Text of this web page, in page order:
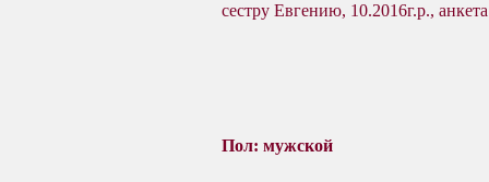
сестру Евгению, 10.2016г.р.,
Пол: мужской